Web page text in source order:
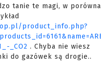
tanie te magi, w
product_info.php?
_CO2 . Chyba nie wiesz
do gazówek są drogie..